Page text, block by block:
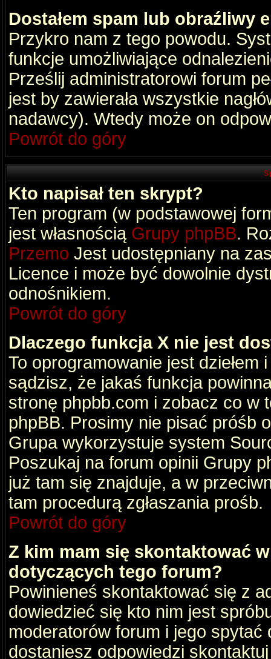
Dostałem spam lub obraźliwy
Przykro nam z tego powodu.
funkcje umożliwiające
Prześlij administratorowi forum
jest by zawierała wszystkie
nadawcy). Wtedy może on
Powrót do góry
Kto napisał ten skrypt?
Ten program (w podstawowej
jest własnością Grupy phpBB.
Przemo Jest udostępniany na
Licence i może być dowolnie
odnośnikiem.
Powrót do góry
Dlaczego funkcja X nie jest
To oprogramowanie jest dziełem
sądzisz, że jakaś funkcja
stronę phpbb.com i zobacz co w
phpBB. Prosimy nie pisać próśb
Grupa wykorzystuje system
Poszukaj na forum opinii Grupy
już tam się znajduje, a w
tam procedurą zgłaszania prośb.
Powrót do góry
Z kim mam się skontaktować
dotyczących tego forum?
Powinieneś skontaktować się z
dowiedzieć się kto nim jest
moderatorów forum i jego
dostaniesz odpowiedzi